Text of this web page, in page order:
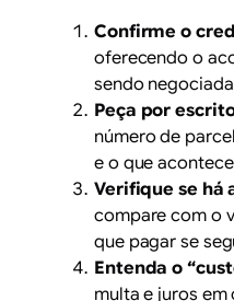
Confirme o
oferecendo o
sendo
Peça por
número de
e o que
Verifique se há
compare com o
que pagar se
Entenda o
multa e juros